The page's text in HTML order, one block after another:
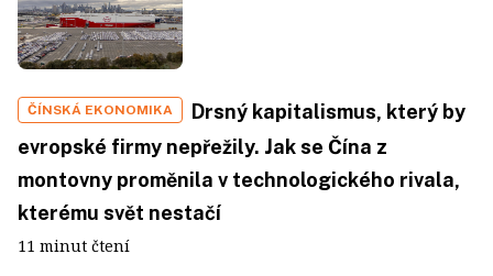
ČÍNSKÁ EKONOMIKA
Drsný kapitalismus, který by
evropské firmy nepřežily. Jak se Čína z
montovny proměnila v technologického rivala,
kterému svět nestačí
11 minut čtení